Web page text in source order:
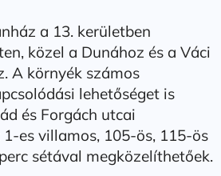
a 13. kerületben
közel a Dunához és a Váci
A környék számos
lehetőséget is
és Forgách utcai
es villamos, 105-ös, 115-ös
sétával megközelíthetőek.